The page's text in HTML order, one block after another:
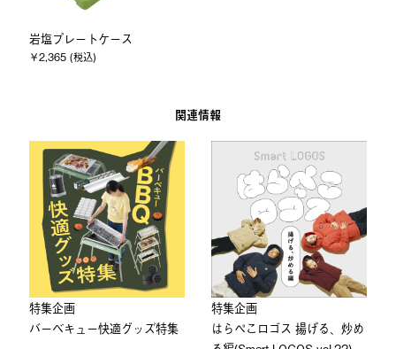
岩塩プレートケース
￥2,365 (税込)
関連情報
特集企画
バーベキュー快適グッズ特集
特集企画
はらぺこロゴス 揚げる、炒め